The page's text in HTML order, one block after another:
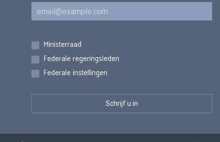
E-mail
Inschrijvingen
Ministerraad
Federale regeringsleden
Federale instellingen